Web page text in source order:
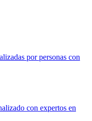
por personas con
con expertos en